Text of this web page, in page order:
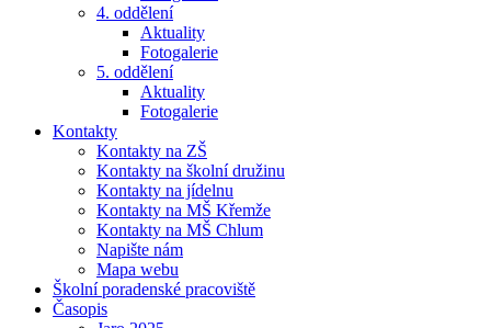
4. oddělení
Aktuality
Fotogalerie
5. oddělení
Aktuality
Fotogalerie
Kontakty
Kontakty na ZŠ
Kontakty na školní družinu
Kontakty na jídelnu
Kontakty na MŠ Křemže
Kontakty na MŠ Chlum
Napište nám
Mapa webu
Školní poradenské pracoviště
Časopis